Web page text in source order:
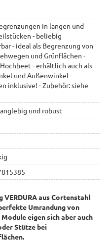
in langen und
- beliebig
- ideal als Begrenzung von
und Grünflächen -
- erhältlich auch als
und Außenwinkel -
inklusive! - Zubehör: siehe
und robust
aus Cortenstahl
Umrandung von
eigen sich aber auch
Stütze bei